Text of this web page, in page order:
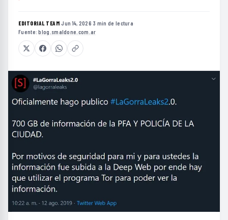
EDITORIAL TEAM·Jun 14, 2026·3 min de lectura·
Fuente:blog.smaldone.com.ar